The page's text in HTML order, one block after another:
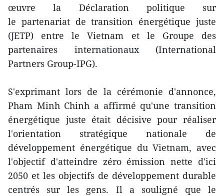
œuvre la Déclaration politique sur
le partenariat de transition énergétique juste
(JETP) entre le Vietnam et le Groupe des
partenaires internationaux (International
Partners Group-IPG).
S'exprimant lors de la cérémonie d'annonce,
Pham Minh Chinh a affirmé qu'une transition
énergétique juste était décisive pour réaliser
l'orientation stratégique nationale de
développement énergétique du Vietnam, avec
l'objectif d'atteindre zéro émission nette d'ici
2050 et les objectifs de développement durable
centrés sur les gens. Il a souligné que le